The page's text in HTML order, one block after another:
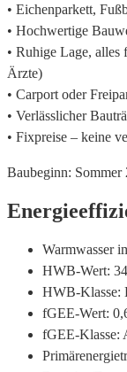
• Eichenparkett,
• Hochwertige
• Ruhige Lage,
Ärzte)
• Carport oder
• Verlässlicher
• Fixpreise – keine
Baubeginn:
Warmwasser
HWB-Wert:
HWB-Klasse:
fGEE-Wert:
fGEE-Klasse: